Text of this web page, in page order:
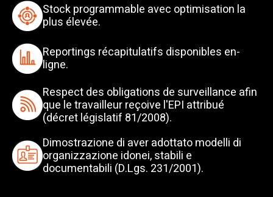
Stock programmable avec optimisation la
plus élevée.​
Reportings récapitulatifs disponibles en-
ligne.​
Respect des obligations de surveillance afin
que le travailleur reçoive l'EPI attribué
(décret législatif 81/2008).​
Dimostrazione di aver adottato modelli di
organizzazione idonei, stabili e
documentabili (D.Lgs. 231/2001).